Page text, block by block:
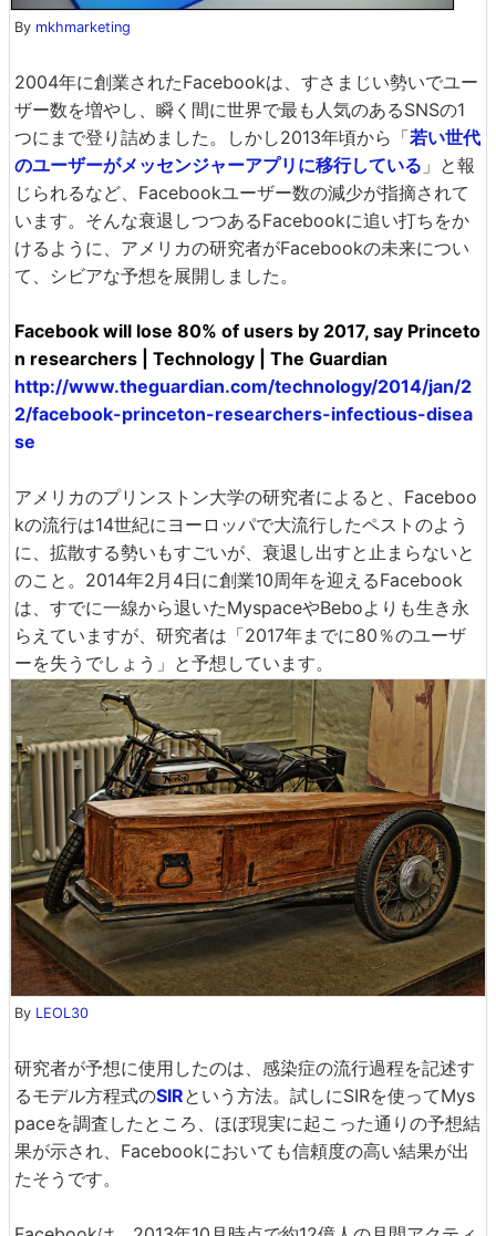
By mkhmarketing
2004年に創業されたFacebookは、すさまじい勢いでユー
ザー数を増やし、瞬く間に世界で最も人気のあるSNSの1
つにまで登り詰めました。しかし2013年頃から「若い世代
のユーザーがメッセンジャーアプリに移行している 」と報
じられるなど、Facebookユーザー数の減少が指摘されて
います。そんな衰退しつつあるFacebookに追い打ちをか
けるように、アメリカの研究者がFacebookの未来につい
て、シビアな予想を展開しました。
Facebook will lose 80% of users by 2017, say Princeto
n researchers | Technology | The Guardian
http://www.theguardian.com/technology/2014/jan/2
2/facebook-princeton-researchers-infectious-disea
se
アメリカのプリンストン大学の研究者によると、Faceboo
kの流行は14世紀にヨーロッパで大流行したペストのよう
に、拡散する勢いもすごいが、衰退し出すと止まらないと
のこと。2014年2月4日に創業10周年を迎えるFacebook
は、すでに一線から退いたMyspaceやBeboよりも生き永
らえていますが、研究者は「2017年までに80％のユーザ
ーを失うでしょう」と予想しています。
By LEOL30
研究者が予想に使用したのは、感染症の流行過程を記述す
るモデル方程式のSIRという方法。試しにSIRを使ってMys
paceを調査したところ、ほぼ現実に起こった通りの予想結
果が示され、Facebookにおいても信頼度の高い結果が出
たそうです。